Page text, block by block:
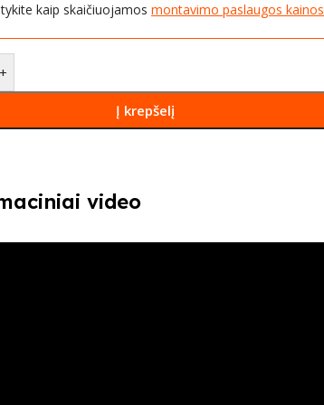
kaip skaičiuojamos montavimo paslaugos kainos
+
Į krepšelį
video